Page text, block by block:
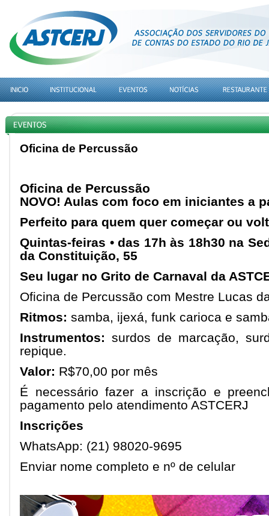
Oficina de Percussão
Oficina de Percussão
NOVO! Aulas com foco em iniciantes a
Perfeito para quem quer começar ou
Quintas-feiras • das 17h às 18h30 na
da Constituição, 55
Seu lugar no Grito de Carnaval da
Oficina de Percussão com Mestre Lucas
Ritmos: samba, ijexá, funk carioca e
Instrumentos: surdos de marcação,
repique.
Valor: R$70,00 por mês
É necessário fazer a inscrição e
pagamento pelo atendimento ASTCERJ
Inscrições
WhatsApp: (21) 98020-9695
Enviar nome completo e nº de celular